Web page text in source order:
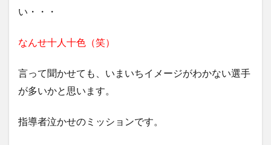
い・・・
なんせ十人十色（笑）
言って聞かせても、いまいちイメージがわかない選手
が多いかと思います。
指導者泣かせのミッションです。